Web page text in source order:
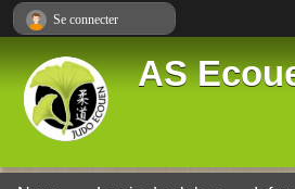
AS
Se connecter
Panneau de gestion des cookies